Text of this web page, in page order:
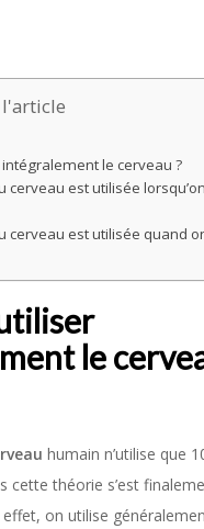
le cerveau ?
cerveau est utilisée lorsqu’on
cerveau est utilisée quand
le
humain n’utilise que
cette théorie s’est
effet, on utilise